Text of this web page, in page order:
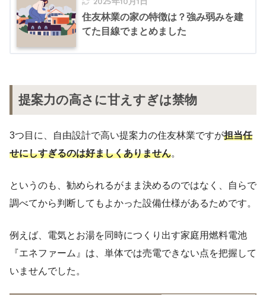
住友林業の家の特徴は？強み弱みを建
てた目線でまとめました
提案力の高さに甘えすぎは禁物
3つ目に、自由設計で高い提案力の住友林業ですが担当任
せにしすぎるのは好ましくありません。
というのも、勧められるがまま決めるのではなく、自らで
調べてから判断してもよかった設備仕様があるためです。
例えば、電気とお湯を同時につくり出す家庭用燃料電池
『エネファーム』は、単体では売電できない点を把握して
いませんでした。